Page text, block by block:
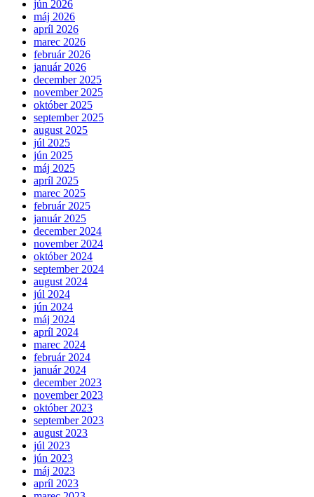
jún 2026
máj 2026
apríl 2026
marec 2026
február 2026
január 2026
december 2025
november 2025
október 2025
september 2025
august 2025
júl 2025
jún 2025
máj 2025
apríl 2025
marec 2025
február 2025
január 2025
december 2024
november 2024
október 2024
september 2024
august 2024
júl 2024
jún 2024
máj 2024
apríl 2024
marec 2024
február 2024
január 2024
december 2023
november 2023
október 2023
september 2023
august 2023
júl 2023
jún 2023
máj 2023
apríl 2023